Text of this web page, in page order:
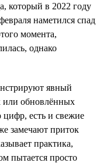
который в 2022 году
наметился спад
момента,
однако
явный
или обновлённых
есть и свежие
замечают приток
практика,
пытается просто